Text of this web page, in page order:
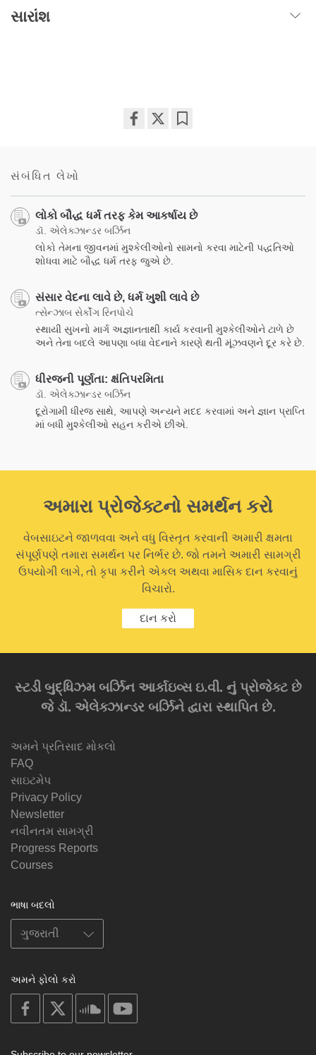
સારાંશ
સંબંધિત લેખો
લોકો બૌદ્ધ ધર્મ તરફ કેમ આકર્ષાય છે
ડૉ. એલેક્ઝાન્ડર બર્ઝિન
લોકો તેમના જીવનમાં મુશ્કેલીઓનો સામનો કરવા માટેની પદ્ધતિઓ
શોધવા માટે બૌદ્ધ ધર્મ તરફ જુએ છે.
સંસાર વેદના લાવે છે, ધર્મ ખુશી લાવે છે
ત્સેન્ઝાબ સેર્કોંગ રિનપોચે
સ્થાયી સુખનો માર્ગ અજ્ઞાનતાથી કાર્ય કરવાની મુશ્કેલીઓને ટાળે છે
અને તેના બદલે આપણા બધા વેદનાને કારણે થતી મૂંઝવણને દૂર કરે છે.
ધીરજની પૂર્ણતા: ક્ષંતિપરમિતા
ડૉ. એલેક્ઝાન્ડર બર્ઝિન
દૂરોગામી ધીરજ સાથે, આપણે અન્યને મદદ કરવામાં અને જ્ઞાન પ્રાપ્તિ
માં બધી મુશ્કેલીઓ સહન કરીએ છીએ.
અમારા પ્રોજેક્ટનો સમર્થન કરો
વેબસાઇટને જાળવવા અને વધુ વિસ્તૃત કરવાની અમારી ક્ષમતા
સંપૂર્ણપણે તમારા સમર્થન પર નિર્ભર છે. જો તમને અમારી સામગ્રી
ઉપયોગી લાગે, તો કૃપા કરીને એકલ અથવા માસિક દાન કરવાનું
વિચારો.
દાન કરો
સ્ટડી બુદ્ધિઝમ બર્ઝિન આર્કાઇવ્સ ઇ.વી. નું પ્રોજેક્ટ છે
જે ડૉ. એલેક્ઝાન્ડર બર્ઝિને દ્વારા સ્થાપિત છે.
અમને પ્રતિસાદ મોકલો
FAQ
સાઇટમેપ
Privacy Policy
Newsletter
નવીનતમ સામગ્રી
Progress Reports
Courses
ભાષા બદલો
અમને ફોલો કરો
on
facebook
soundcloud